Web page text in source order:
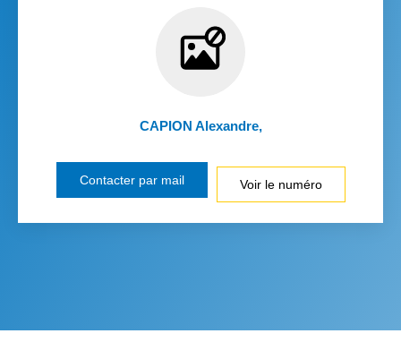
CAPION Alexandre,
Contacter par mail Voir le numéro